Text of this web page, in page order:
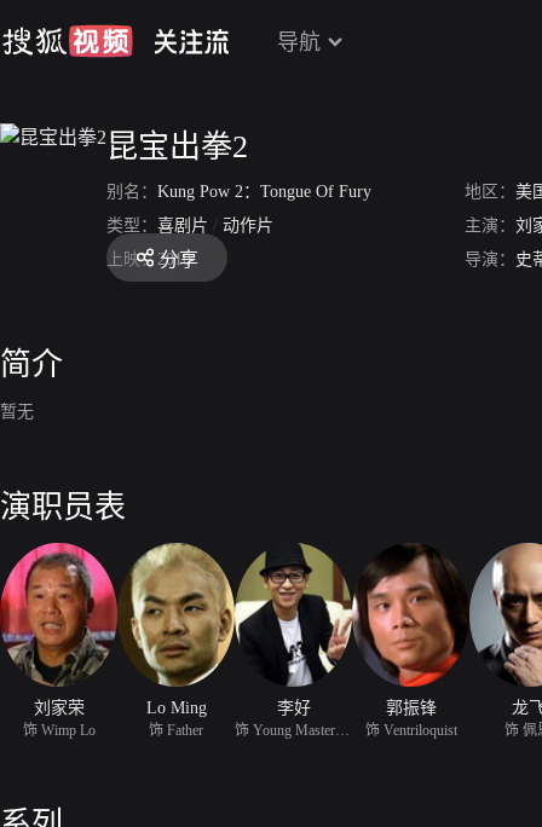
导航
昆宝出拳2
别名： Kung Pow 2：Tongue Of Fury 地区： 美
类型： 喜剧片 / 动作片 主演： 刘
上映： 2010 导演： 史
分享
简介
暂无
演职员表
刘家荣
饰 Wimp Lo
Lo Ming
饰 Father
李好 郭振锋
饰 Ventriloquist
龙
饰 佩